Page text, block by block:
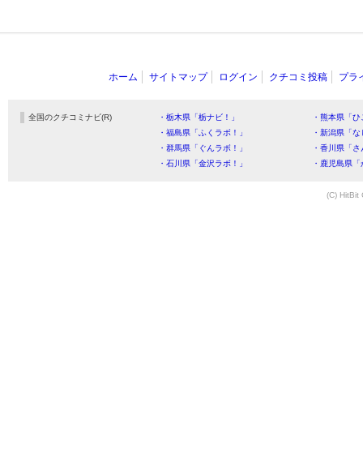
ホーム サイトマップ ログイン クチコミ投稿 プラ
全国のクチコミナビ(R) ・栃木県「栃ナビ！」
・熊本県「
・福島県「ふくラボ！」
・新潟県「
・群馬県「ぐんラボ！」
・香川県「
・石川県「金沢ラボ！」
・鹿児島県
(C) HitBit